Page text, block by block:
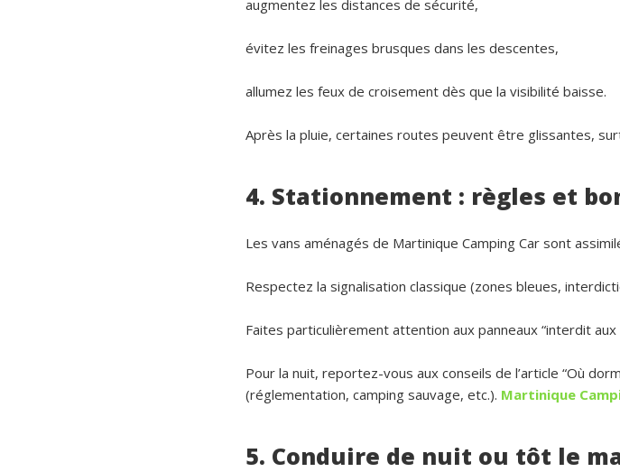
augmentez les distances de sécurité,
évitez les freinages brusques dans les descentes,
allumez les feux de croisement dès que la visibilité baisse.
Après la pluie, certaines routes peuvent être glissantes,
4. Stationnement : règles et
Les vans aménagés de Martinique Camping Car sont
Respectez la signalisation classique (zones bleues,
Faites particulièrement attention aux panneaux “interdit aux
Pour la nuit, reportez-vous aux conseils de l’article “Où
(réglementation, camping sauvage, etc.). Martinique
5. Conduire de nuit ou tôt le